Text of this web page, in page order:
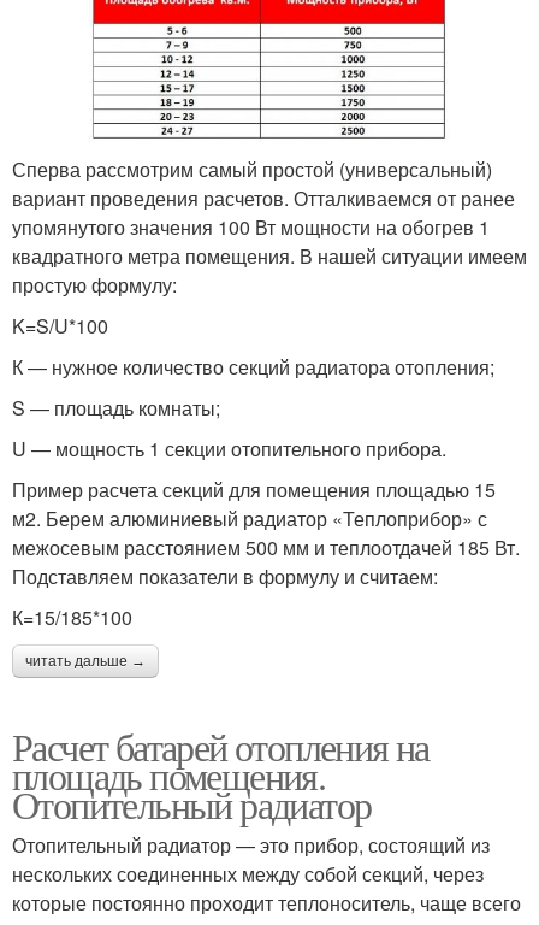
Сперва рассмотрим самый простой (универсальный)
вариант проведения расчетов. Отталкиваемся от ранее
упомянутого значения 100 Вт мощности на обогрев 1
квадратного метра помещения. В нашей ситуации имеем
простую формулу:
K=S/U*100
К — нужное количество секций радиатора отопления;
S — площадь комнаты;
U — мощность 1 секции отопительного прибора.
Пример расчета секций для помещения площадью 15
м2. Берем алюминиевый радиатор «Теплоприбор» с
межосевым расстоянием 500 мм и теплоотдачей 185 Вт.
Подставляем показатели в формулу и считаем:
К=15/185*100
читать дальше →
Расчет батарей отопления на
площадь помещения.
Отопительный радиатор
Отопительный радиатор — это прибор, состоящий из
нескольких соединенных между собой секций, через
которые постоянно проходит теплоноситель, чаще всего